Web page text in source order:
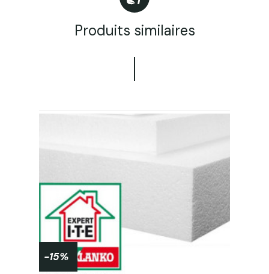
Produits similaires
-15%